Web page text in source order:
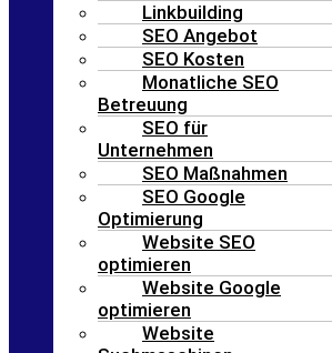
Linkbuilding
SEO Angebot
SEO Kosten
Monatliche SEO
Betreuung
SEO für
Unternehmen
SEO Maßnahmen
SEO Google
Optimierung
Website SEO
optimieren
Website Google
optimieren
Website